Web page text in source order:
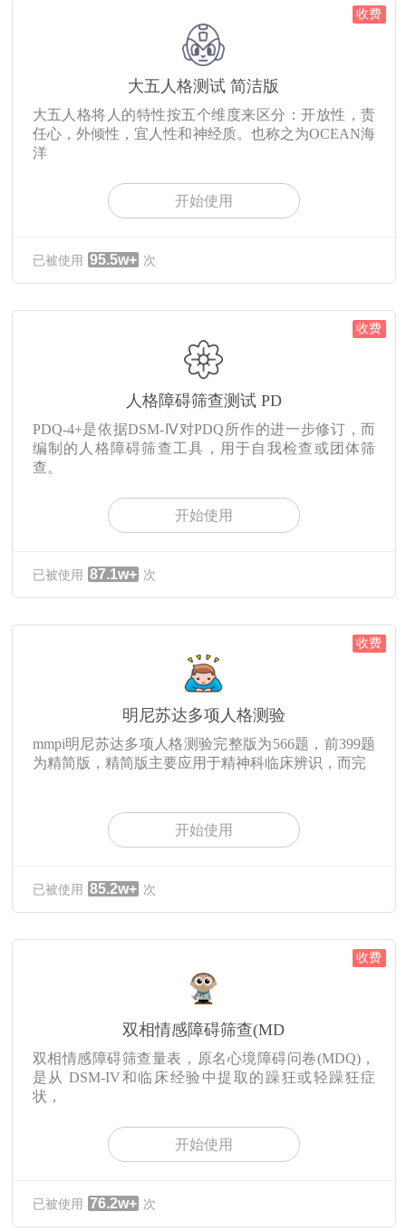
收费
大五人格测试 简洁版
大五人格将人的特性按五个维度来区分：开放性，责
任心，外倾性，宜人性和神经质。也称之为OCEAN海
洋
开始使用
已被使用 95.5w+ 次
收费
人格障碍筛查测试 PD
PDQ-4+是依据DSM-Ⅳ对PDQ所作的进一步修订，而
编制的人格障碍筛查工具，用于自我检查或团体筛
查。
开始使用
已被使用 87.1w+ 次
收费
明尼苏达多项人格测验
mmpi明尼苏达多项人格测验完整版为566题，前399题
为精简版，精简版主要应用于精神科临床辨识，而完
开始使用
已被使用 85.2w+ 次
收费
双相情感障碍筛查(MD
双相情感障碍筛查量表，原名心境障碍问卷(MDQ)，
是从 DSM-IV和临床经验中提取的躁狂或轻躁狂症
状，
开始使用
已被使用 76.2w+ 次